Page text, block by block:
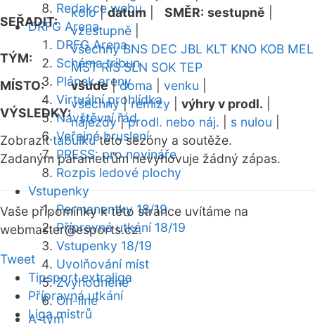
Redakce webu
DRFG Arena
DRFG Arena
Schéma tribun
Plánek areny
Virtuální prohlídka
Návštěvní řád
Veřejné bruslení
PRESS: pro novináře
Rozpis ledové plochy
Vstupenky
Permanentky 18/19
Přípravná utkání 18/19
Vstupenky 18/19
Uvolňování míst
Zvýhodněné
On-line
A-tým
SEŘADIT:
kolo|datum SMĚR: sestupně
vzestupně
TÝM:
všechny BNS DEC JBL KLT KNO KOB MEL
MST RIS SLN SOK TEP
MÍSTO:
všude|doma venku
VÝSLEDKY:
všechny|remízy výhry v prodl.
nájezdy|prodl. nebo náj. s nulou
Zobrazittabulkutéto sezóny a soutěže.
Zadaným parametrům nevyhovuje žádný zápas.
Vaše připomínky k této stránce uvítáme na
webmaster@esports.cz.
Tweet
Tipsport extraliga
Přípravná utkání
Liga mistrů